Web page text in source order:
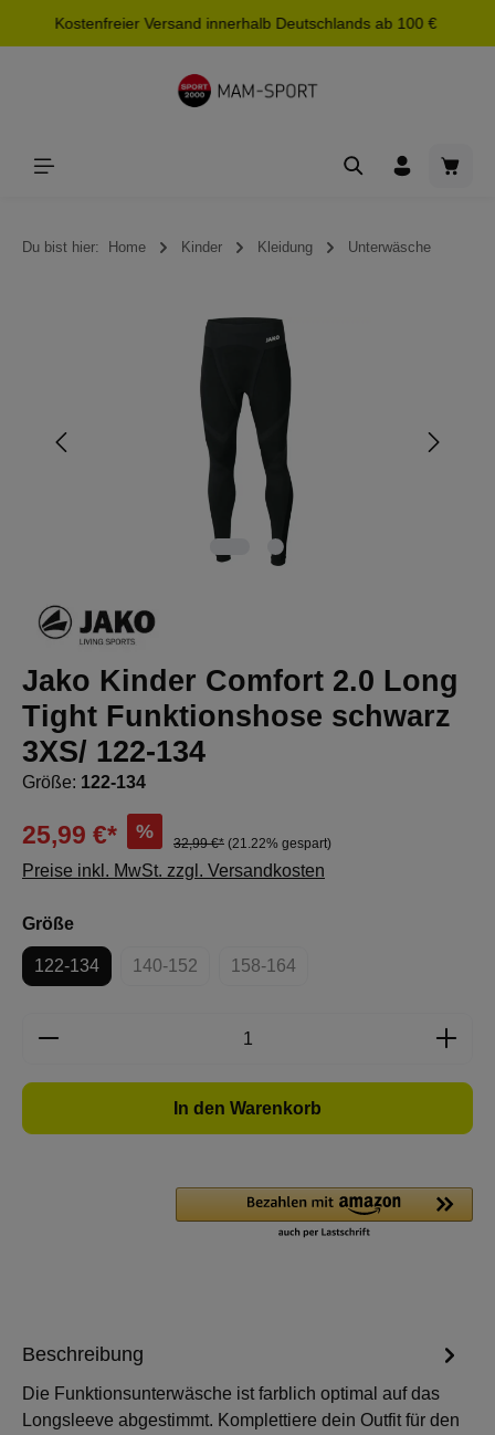
springen
Kostenfreier Versand innerhalb Deutschlands ab 100 €
Du bist hier: Home Kinder Kleidung Unterwäsche
Bildergalerie überspringen
Jako Kinder Comfort 2.0 Long
Tight Funktionshose schwarz
3XS/ 122-134
Größe: 122-134
25,99 €* %
32,99 €* (21.22% gespart)
Preise inkl. MwSt. zzgl. Versandkosten
Größeauswählen
122-134 140-152
(Diese Option ist zurzeit nicht verfügbar.)
158-164
(Diese Option ist zurzeit nicht
Produkt Anzahl: Gib den gewünschten
In den Warenkorb
Beschreibung
Die Funktionsunterwäsche ist farblich optimal auf das
Longsleeve abgestimmt. Komplettiere dein Outfit für den